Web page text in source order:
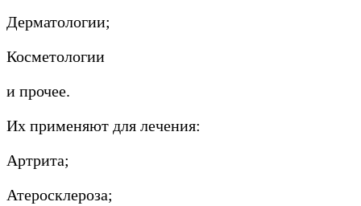
Дерматологии;
Косметологии
и прочее.
Их применяют для лечения:
Артрита;
Атеросклероза;